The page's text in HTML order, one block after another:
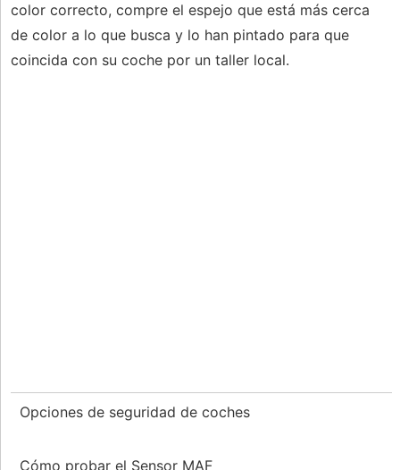
color correcto, compre el espejo que está más cerca
de color a lo que busca y lo han pintado para que
coincida con su coche por un taller local.
Opciones de seguridad de coches
Cómo probar el Sensor MAF